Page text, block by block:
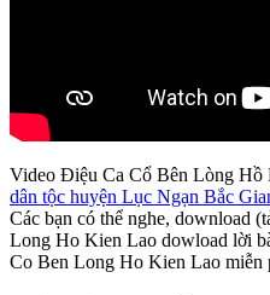
Video Điệu Ca Cổ Bên Lòng Hồ
dân tộc huyện Lục Ngạn Bắc
Các bạn có thể nghe, download
Long Ho Kien Lao dowload lời
Co Ben Long Ho Kien Lao miễn